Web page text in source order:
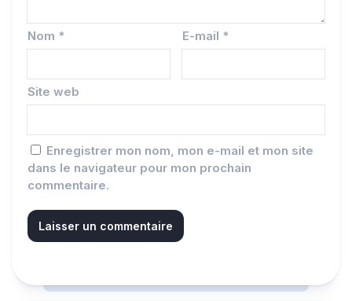
Nom * E-mail *
Site web
Enregistrer mon nom, mon e-mail et mon site
dans le navigateur pour mon prochain
commentaire.